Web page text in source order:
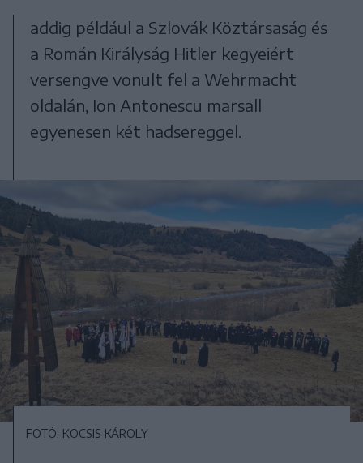
addig például a Szlovák Köztársaság és
a Román Királyság Hitler kegyeiért
versengve vonult fel a Wehrmacht
oldalán, Ion Antonescu marsall
egyenesen két hadsereggel.
FOTÓ: KOCSIS KÁROLY